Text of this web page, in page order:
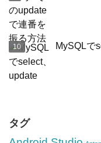
MySQLで
タグ